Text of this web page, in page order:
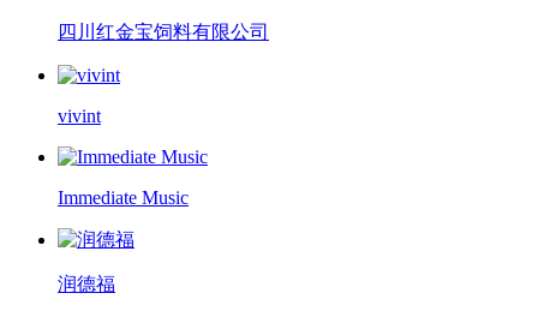
四川红金宝饲料有限公司
vivint
Immediate Music
润德福